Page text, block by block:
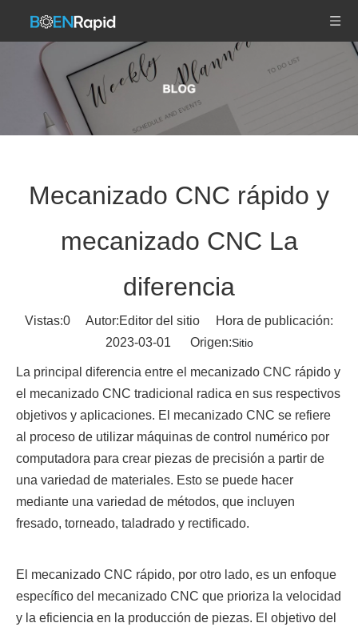
Mecanizado CNC rápido y
mecanizado CNC La
diferencia
Vistas:0 Autor:Editor del sitio Hora de publicación:
2023-03-01 Origen:Sitio
La principal diferencia entre el mecanizado CNC rápido y
el mecanizado CNC tradicional radica en sus respectivos
objetivos y aplicaciones. El mecanizado CNC se refiere
al proceso de utilizar máquinas de control numérico por
computadora para crear piezas de precisión a partir de
una variedad de materiales. Esto se puede hacer
mediante una variedad de métodos, que incluyen
fresado, torneado, taladrado y rectificado.
El mecanizado CNC rápido, por otro lado, es un enfoque
específico del mecanizado CNC que prioriza la velocidad
y la eficiencia en la producción de piezas. El objetivo del